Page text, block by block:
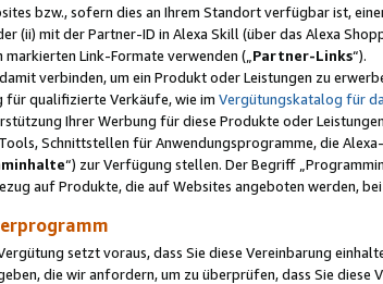
bzw., sofern dies an Ihrem Standort verfügbar ist,
(ii) mit der Partner-ID in Alexa Skill (über das Alexa
Link-Formate verwenden („ Partner-Links“).
verbinden, um ein Produkt oder Leistungen zu
für qualifizierte Verkäufe, wie im Vergütungskatalog für
Ihrer Werbung für diese Produkte oder
Schnittstellen für Anwendungsprogramme, die
“) zur Verfügung stellen. Der Begriff
auf Produkte, die auf Websites angeboten werden,
setzt voraus, dass Sie diese Vereinbarung
die wir anfordern, um zu überprüfen, dass Sie diese